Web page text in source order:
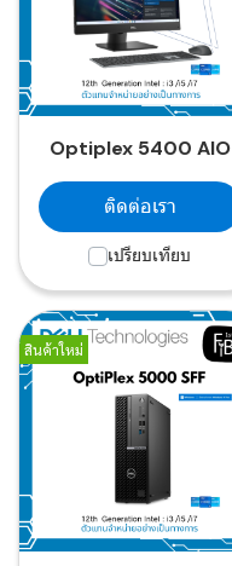
Optiplex 5400 AIO
ติดต่อเรา
เปรียบเทียบ
สินค้าใหม่